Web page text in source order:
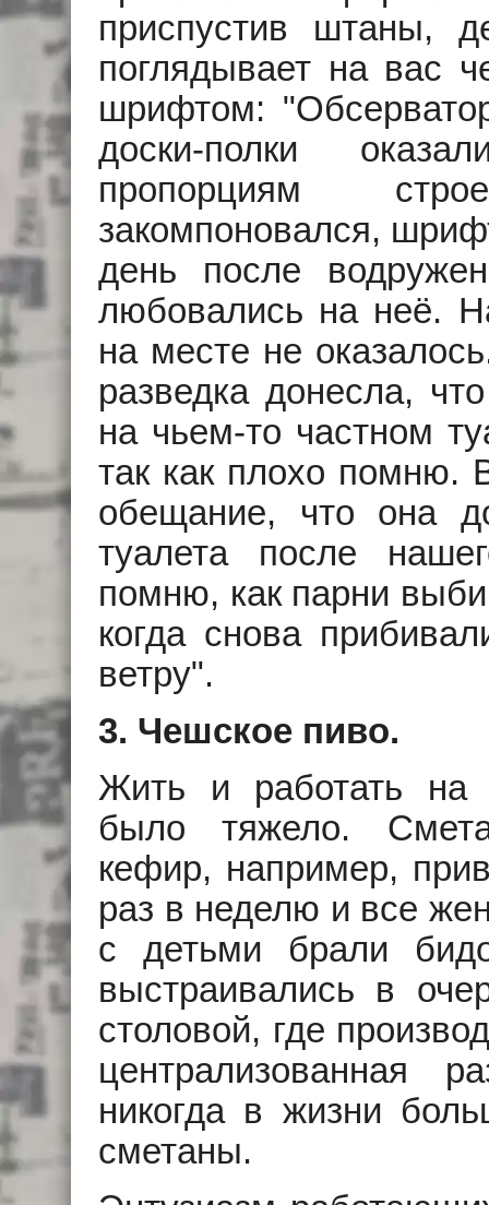
приспустив штаны,
поглядывает на вас
шрифтом:
доски-полки
пропорциям
закомпоновался,
день после
любовались на неё.
на месте не
разведка донесла,
на чьем-то частном
так как плохо помню.
обещание, что она
туалета после
помню, как парни
когда снова
ветру".
3. Чешское пиво.
Жить и работать
было тяжело.
кефир, например,
раз в неделю и все
с детьми брали
выстраивались в
столовой, где
централизованная
никогда в жизни
сметаны.